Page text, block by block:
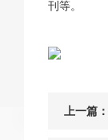
刊等。
上一篇：